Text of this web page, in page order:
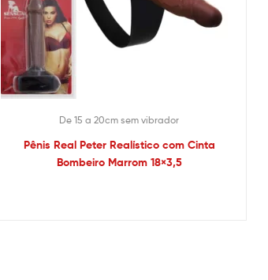
De 15 a 20cm sem vibrador
Pênis Real Peter Realístico com Cinta
Bombeiro Marrom 18×3,5